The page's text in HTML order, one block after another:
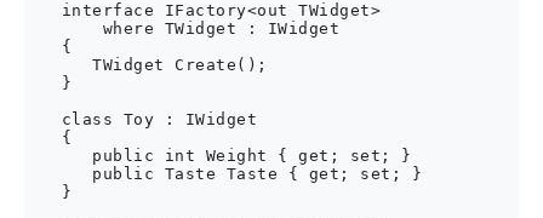
   interface IFactory<out TWidget>
       where TWidget : IWidget
   {
      TWidget Create();
   }
   class Toy : IWidget
   {
      public int Weight { get; set; }
      public Taste Taste { get; set; }
   }